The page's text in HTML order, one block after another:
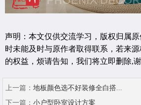
声明：本文仅供交流学习，版权归属
时未能及时与原作者取得联系，若来
的权益，烦请告知，我们将立即删除,谢
上一篇： 地板颜色选不好装修全白搭...
下一篇： 小户型卧室设计方案